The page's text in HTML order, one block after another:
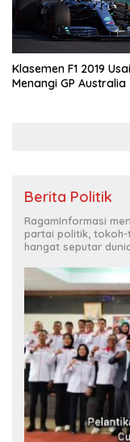
Klasemen F1 2019
Menangi GP Australia
Berita Politik
RagamInformasi
partai politik, tokoh-
hangat seputar